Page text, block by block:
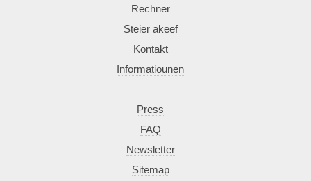
Rechner
Steier akeef
Kontakt
Informatiounen
Press
FAQ
Newsletter
Sitemap